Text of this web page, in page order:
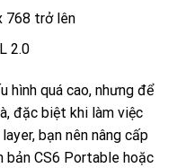
768 trở lên
2.0
hình quá cao, nhưng để
đặc biệt khi làm việc
bạn nên nâng cấp
bản CS6 Portable hoặc